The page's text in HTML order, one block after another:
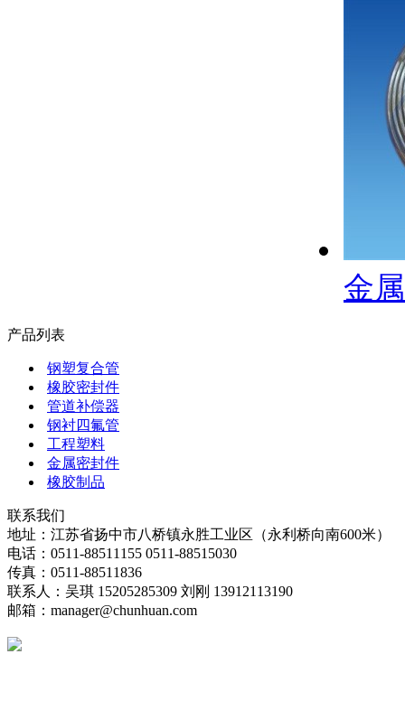
金
产品列表
钢塑复合管
橡胶密封件
管道补偿器
钢衬四氟管
工程塑料
金属密封件
橡胶制品
联系我们
地址：江苏省扬中市八桥镇永胜工业区（永利桥向南600米）
电话：0511-88511155 0511-88515030
传真：0511-88511836
联系人：吴琪 15205285309 刘刚 13912113190
邮箱：manager@chunhuan.com